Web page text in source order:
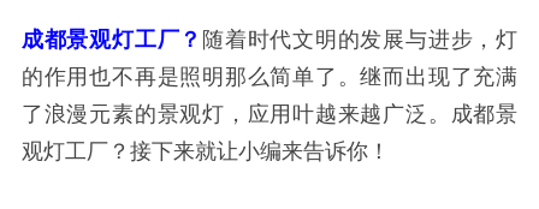
成都景观灯工厂？ 随着时代文明的发展与进步，灯
的作用也不再是照明那么简单了。继而出现了充满
了浪漫元素的景观灯，应用叶越来越广泛。成都景
观灯工厂？接下来就让小编来告诉你！